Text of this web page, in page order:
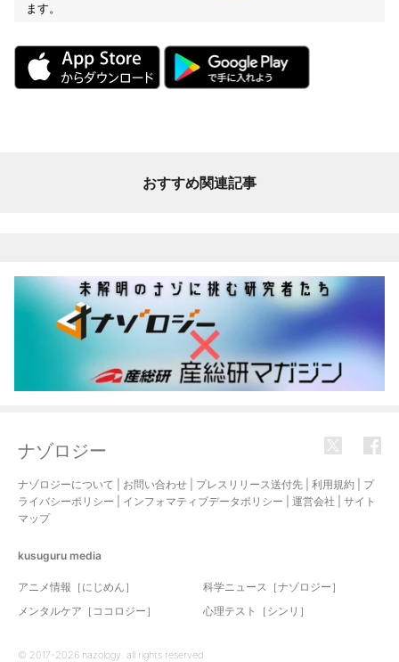
ます。
おすすめ関連記事
ナゾロジー
ナゾロジーについて お問い合わせ プレスリリース送付先 利用規約
プ
ライバシーポリシー
インフォマティブデータポリシー 運営会社
サイト
マップ
kusuguru media
アニメ情報［にじめん］
科学ニュース［ナゾロジー］
メンタルケア［ココロジー］
心理テスト［シンリ］
© 2017-2026 nazology. all rights reserved.